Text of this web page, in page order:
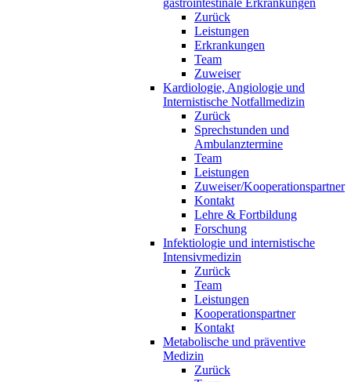
gastrointestinale Erkrankungen
Zurück
Leistungen
Erkrankungen
Team
Zuweiser
Kardiologie, Angiologie und
Internistische Notfallmedizin
Zurück
Sprechstunden und
Ambulanztermine
Team
Leistungen
Zuweiser/Kooperationspartner
Kontakt
Lehre & Fortbildung
Forschung
Infektiologie und internistische
Intensivmedizin
Zurück
Team
Leistungen
Kooperationspartner
Kontakt
Metabolische und präventive
Medizin
Zurück